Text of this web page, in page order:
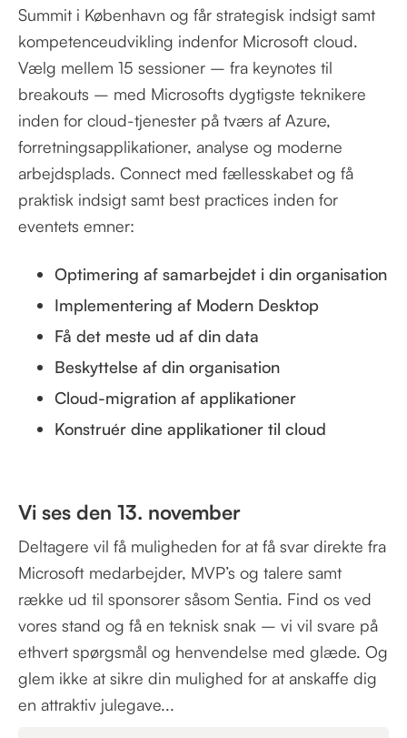
Summit i København og får strategisk indsigt samt
kompetenceudvikling indenfor Microsoft cloud.
Vælg mellem 15 sessioner – fra keynotes til
breakouts – med Microsofts dygtigste teknikere
inden for cloud-tjenester på tværs af Azure,
forretningsapplikationer, analyse og moderne
arbejdsplads. Connect med fællesskabet og få
praktisk indsigt samt best practices inden for
eventets emner:
Optimering af samarbejdet i din organisation
Implementering af Modern Desktop
Få det meste ud af din data
Beskyttelse af din organisation
Cloud-migration af applikationer
Konstruér dine applikationer til cloud
Vi ses den 13. november
Deltagere vil få muligheden for at få svar direkte fra
Microsoft medarbejder, MVP’s og talere samt
række ud til sponsorer såsom Sentia. Find os ved
vores stand og få en teknisk snak – vi vil svare på
ethvert spørgsmål og henvendelse med glæde. Og
glem ikke at sikre din mulighed for at anskaffe dig
en attraktiv julegave...